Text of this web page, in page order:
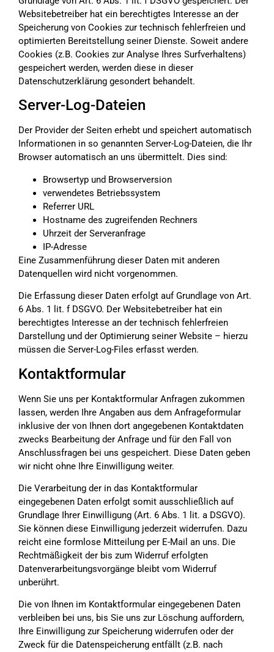
Websitebetreiber hat ein berechtigtes Interesse an der
Speicherung von Cookies zur technisch fehlerfreien und
optimierten Bereitstellung seiner Dienste. Soweit andere
Cookies (z.B. Cookies zur Analyse Ihres Surfverhaltens)
gespeichert werden, werden diese in dieser
Datenschutzerklärung gesondert behandelt.
Server-Log-Dateien
Der Provider der Seiten erhebt und speichert automatisch
Informationen in so genannten Server-Log-Dateien, die Ihr
Browser automatisch an uns übermittelt. Dies sind:
Browsertyp und Browserversion
verwendetes Betriebssystem
Referrer URL
Hostname des zugreifenden Rechners
Uhrzeit der Serveranfrage
IP-Adresse
Eine Zusammenführung dieser Daten mit anderen
Datenquellen wird nicht vorgenommen.
Die Erfassung dieser Daten erfolgt auf Grundlage von Art.
6 Abs. 1 lit. f DSGVO. Der Websitebetreiber hat ein
berechtigtes Interesse an der technisch fehlerfreien
Darstellung und der Optimierung seiner Website – hierzu
müssen die Server-Log-Files erfasst werden.
Kontaktformular
Wenn Sie uns per Kontaktformular Anfragen zukommen
lassen, werden Ihre Angaben aus dem Anfrageformular
inklusive der von Ihnen dort angegebenen Kontaktdaten
zwecks Bearbeitung der Anfrage und für den Fall von
Anschlussfragen bei uns gespeichert. Diese Daten geben
wir nicht ohne Ihre Einwilligung weiter.
Die Verarbeitung der in das Kontaktformular
eingegebenen Daten erfolgt somit ausschließlich auf
Grundlage Ihrer Einwilligung (Art. 6 Abs. 1 lit. a DSGVO).
Sie können diese Einwilligung jederzeit widerrufen. Dazu
reicht eine formlose Mitteilung per E-Mail an uns. Die
Rechtmäßigkeit der bis zum Widerruf erfolgten
Datenverarbeitungsvorgänge bleibt vom Widerruf
unberührt.
Die von Ihnen im Kontaktformular eingegebenen Daten
verbleiben bei uns, bis Sie uns zur Löschung auffordern,
Ihre Einwilligung zur Speicherung widerrufen oder der
Zweck für die Datenspeicherung entfällt (z.B. nach